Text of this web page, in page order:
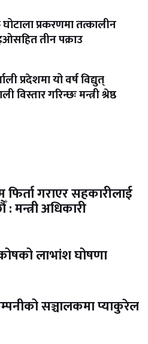
प्रकरणमा तत्कालीन
तीन पक्राउ
प्रदेशमा यो वर्ष विद्युत्
विस्तार गरिन्छः मन्त्री श्रेष्ठ
गराएर सहकारीलाई
मन्त्री अधिकारी
लाभांश घोषणा
सञ्चालकमा प्याकुरेल